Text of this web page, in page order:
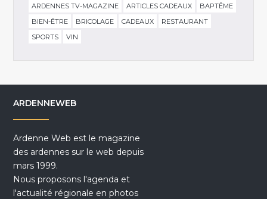
ARDENNES TV-MAGAZINE
ARTICLES CADEAUX
BAPTÊME
BIEN-ÊTRE
BRICOLAGE CADEAUX
RESTAURANT
SPORTS
VIN
ARDENNEWEB
Ardenne Web est le magazine
des ardennes sur le web depuis
mars 1999.
Nous proposons l'agenda et
l'actualité régionale en photos